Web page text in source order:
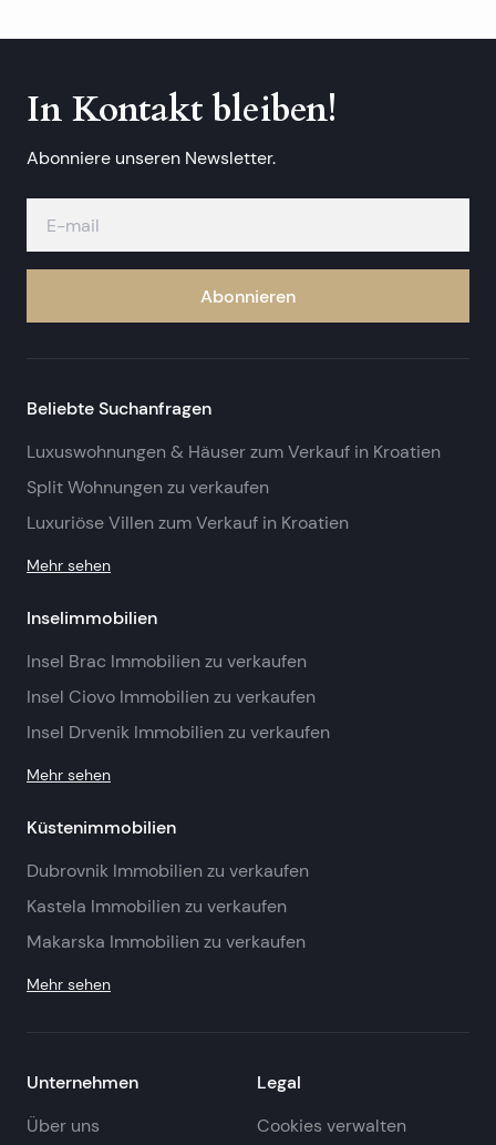
In Kontakt bleiben!
Abonniere unseren Newsletter.
Abonnieren
Beliebte Suchanfragen
Luxuswohnungen & Häuser zum Verkauf in Kroatien
Split Wohnungen zu verkaufen
Luxuriöse Villen zum Verkauf in Kroatien
Mehr sehen
Inselimmobilien
Insel Brac Immobilien zu verkaufen
Insel Ciovo Immobilien zu verkaufen
Insel Drvenik Immobilien zu verkaufen
Mehr sehen
Küstenimmobilien
Dubrovnik Immobilien zu verkaufen
Kastela Immobilien zu verkaufen
Makarska Immobilien zu verkaufen
Mehr sehen
Unternehmen
Über uns
Legal
Cookies verwalten